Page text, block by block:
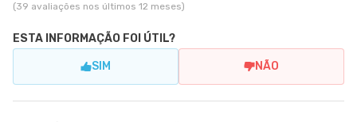
(39 avaliações nos últimos 12 meses)
ESTA INFORMAÇÃO FOI ÚTIL?
SIM NÃO